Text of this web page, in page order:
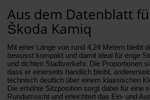
Aus dem Datenblatt
Škoda Kamiq
Mit einer Länge von rund 4,24 Metern bleibt
bewusst kompakt und damit ideal für enge
und dichten Stadtverkehr. Die Proportionen
dass er einerseits handlich bleibt,
technisch deutlich über einem klassischen
Die erhöhte Sitzposition sorgt dabei für eine
Rundumsicht und erleichtert das Ein- und